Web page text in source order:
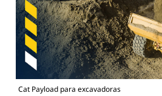
Cat Payload para excavadoras